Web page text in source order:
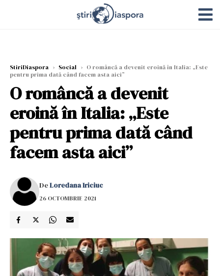
StiriDiaspora › Social › O româncă a devenit eroină în Italia: „Este
pentru prima dată când facem asta aici”
O româncă a devenit
eroină în Italia: „Este
pentru prima dată când
facem asta aici”
DeLoredana Iriciuc
26 OCTOMBRIE 2021